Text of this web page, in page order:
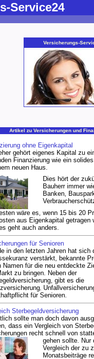
Service24
Versicherungs-
Artikel zu Versicherungen und
ohne Eigenkapital
gehört eigenes Kapital zu
Finanzierung wie ein
neuen Haus.
Dies hört der
Bauherr immer
Banken,
wäre es, wenn 15 bis 20
aus Eigenkapital getragen
geht auch anders.
für Senioren
in den letzten Jahren hat sich
verstärkt, bekannte
Namen für die neu entdeckte
zu bringen. Neben der
gibt es die
für Senioren.
Sterbegeldversicherung
sollte man doch davon
dass ein Vergleich von
recht schnell von
gehen sollte. Nur
Vergleich der zu
Monatsbeiträge